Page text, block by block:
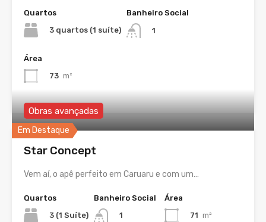
Quartos
3 quartos (1 suíte)
Banheiro Social
1
Área
73 m²
Em Destaque
Obras avançadas
Star Concept
Vem aí, o apê perfeito em Caruaru e com um…
Quartos
3 (1 Suíte)
Banheiro Social
1
Área
71 m²